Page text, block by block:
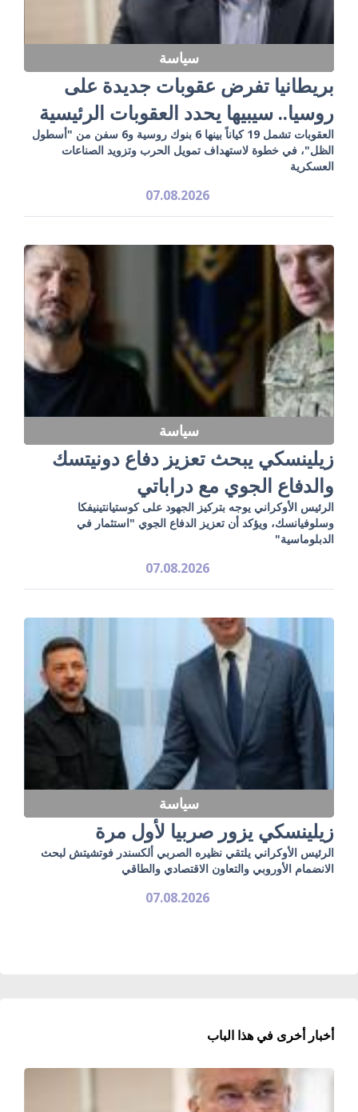
سياسة
بريطانيا تفرض عقوبات جديدة على
روسيا.. سيبيها يحدد العقوبات الرئيسية
العقوبات تشمل 19 كياناً بينها 6 بنوك روسية و6 سفن من "أسطول
الظل"، في خطوة لاستهداف تمويل الحرب وتزويد الصناعات
العسكرية
07.08.2026
سياسة
زيلينسكي يبحث تعزيز دفاع دونيتسك
والدفاع الجوي مع دراباتي
الرئيس الأوكراني يوجه بتركيز الجهود على كوستيانتينيفكا
وسلوفيانسك، ويؤكد أن تعزيز الدفاع الجوي "استثمار في
الدبلوماسية"
07.08.2026
سياسة
زيلينسكي يزور صربيا لأول مرة
الرئيس الأوكراني يلتقي نظيره الصربي ألكسندر فوتشيتش لبحث
الانضمام الأوروبي والتعاون الاقتصادي والطاقي
07.08.2026
أخبار أخرى في هذا الباب